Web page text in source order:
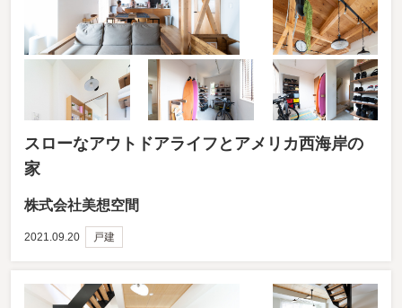
スローなアウトドアライフとアメリカ西海岸の
家
株式会社美想空間
2021.09.20 戸建